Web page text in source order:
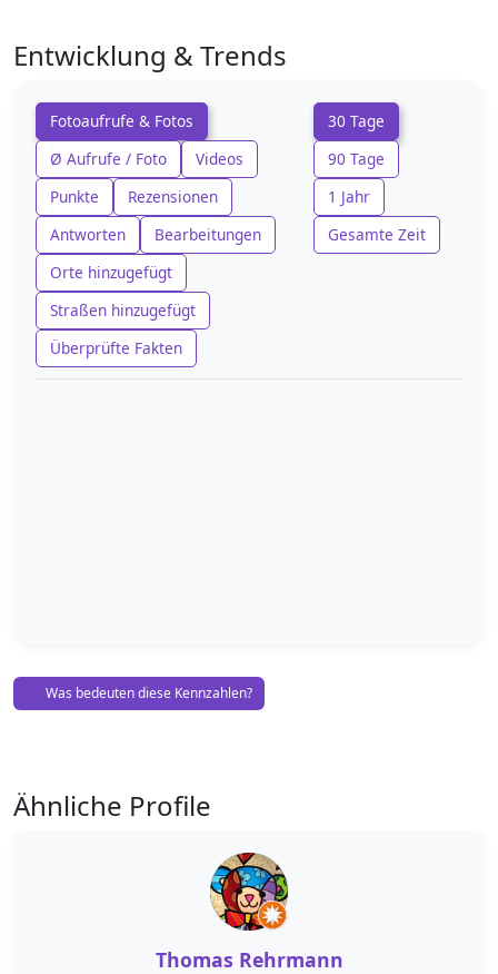
Entwicklung & Trends
Fotoaufrufe & Fotos
Ø Aufrufe / Foto
Videos
Punkte
Rezensionen
Antworten
Bearbeitungen
Orte hinzugefügt
Straßen hinzugefügt
Überprüfte Fakten
30 Tage
90 Tage
1 Jahr
Gesamte Zeit
Was bedeuten diese Kennzahlen?
Ähnliche Profile
Thomas Rehrmann